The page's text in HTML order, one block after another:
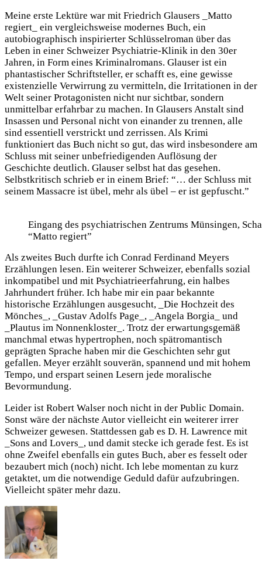
Meine erste Lektüre war mit Friedrich Glausers _Matto
regiert_ ein vergleichsweise modernes Buch, ein
autobiographisch inspirierter Schlüsselroman über das
Leben in einer Schweizer Psychiatrie-Klinik in den 30er
Jahren, in Form eines Kriminalromans. Glauser ist ein
phantastischer Schriftsteller, er schafft es, eine gewisse
existenzielle Verwirrung zu vermitteln, die Irritationen in der
Welt seiner Protagonisten nicht nur sichtbar, sondern
unmittelbar erfahrbar zu machen. In Glausers Anstalt sind
Insassen und Personal nicht von einander zu trennen, alle
sind essentiell verstrickt und zerrissen. Als Krimi
funktioniert das Buch nicht so gut, das wird insbesondere am
Schluss mit seiner unbefriedigenden Auflösung der
Geschichte deutlich. Glauser selbst hat das gesehen.
Selbstkritisch schrieb er in einem Brief: “… der Schluss mit
seinem Massacre ist übel, mehr als übel – er ist gepfuscht.”
Eingang des psychiatrischen Zentrums Münsingen,
“Matto regiert”
Als zweites Buch durfte ich Conrad Ferdinand Meyers
Erzählungen lesen. Ein weiterer Schweizer, ebenfalls sozial
inkompatibel und mit Psychiatrieerfahrung, ein halbes
Jahrhundert früher. Ich habe mir ein paar bekannte
historische Erzählungen ausgesucht, _Die Hochzeit des
Mönches_, _Gustav Adolfs Page_, _Angela Borgia_ und
_Plautus im Nonnenkloster_. Trotz der erwartungsgemäß
manchmal etwas hypertrophen, noch spätromantisch
geprägten Sprache haben mir die Geschichten sehr gut
gefallen. Meyer erzählt souverän, spannend und mit hohem
Tempo, und erspart seinen Lesern jede moralische
Bevormundung.
Leider ist Robert Walser noch nicht in der Public Domain.
Sonst wäre der nächste Autor vielleicht ein weiterer irrer
Schweizer gewesen. Stattdessen gab es D. H. Lawrence mit
_Sons and Lovers_, und damit stecke ich gerade fest. Es ist
ohne Zweifel ebenfalls ein gutes Buch, aber es fesselt oder
bezaubert mich (noch) nicht. Ich lebe momentan zu kurz
getaktet, um die notwendige Geduld dafür aufzubringen.
Vielleicht später mehr dazu.